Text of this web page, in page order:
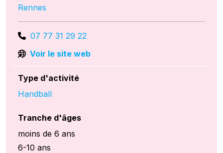
Rennes
07 77 31 29 22
Voir le site web
Type d'activité
Handball
Tranche d'âges
moins de 6 ans
6-10 ans